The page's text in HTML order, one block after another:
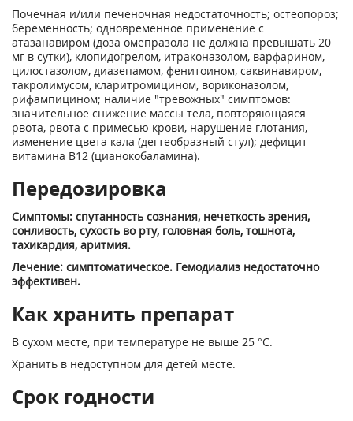
Почечная и/или печеночная недостаточность; остеопороз;
беременность; одновременное применение с
атазанавиром (доза омепразола не должна превышать 20
мг в сутки), клопидогрелом, итраконазолом, варфарином,
цилостазолом, диазепамом, фенитоином, саквинавиром,
такролимусом, кларитромицином, вориконазолом,
рифампицином; наличие "тревожных" симптомов:
значительное снижение массы тела, повторяющаяся
рвота, рвота с примесью крови, нарушение глотания,
изменение цвета кала (дегтеобразный стул); дефицит
витамина В12 (цианокобаламина).
Передозировка
Симптомы: спутанность сознания, нечеткость зрения,
сонливость, сухость во рту, головная боль, тошнота,
тахикардия, аритмия.
Лечение: симптоматическое. Гемодиализ недостаточно
эффективен.
Как хранить препарат
В сухом месте, при температуре не выше 25 °С.
Хранить в недоступном для детей месте.
Срок годности